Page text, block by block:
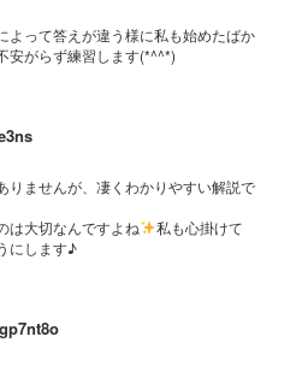
よって答えが違う様に私も始めたばか
安がらず練習します(*^^*)
りませんが、凄くわかりやすい解説で
は大切なんですよね
私も心掛けて
にします♪